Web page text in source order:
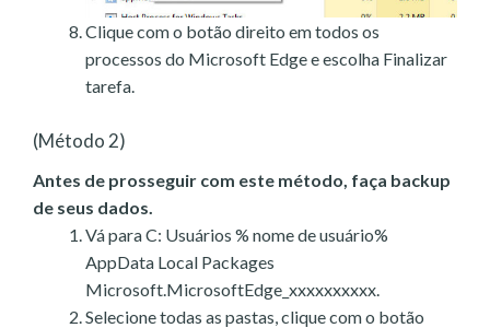
Clique com o botão direito em todos os
processos do Microsoft Edge e escolha Finalizar
tarefa.
(Método 2)
Antes de prosseguir com este método, faça backup
de seus dados.
Vá para C: Usuários % nome de usuário%
AppData Local Packages
Microsoft.MicrosoftEdge_xxxxxxxxxx.
Selecione todas as pastas, clique com o botão